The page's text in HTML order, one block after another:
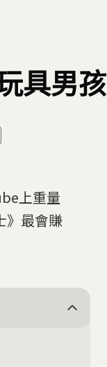
具男孩
上重量
》最會賺